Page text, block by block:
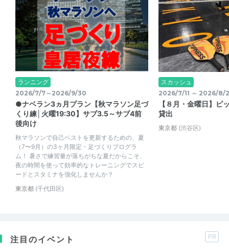
ランニング
2026/7/7～2026/9/30
●ナベラン3ヵ月プラン【秋マラソン足づ
くり練│火曜19:30】サブ3.5～サブ4前
後向け
秋マラソンで自己ベストを更新するための、夏
（7〜9月）の3ヶ月限定・足づくりプログラ
ム！ 暑さで練習量が落ちがちな夏だからこそ、
夜の時間を使って効率的なトレーニングでスピ
ードとスタミナを強化しませんか？
東京都 (千代田区)
スカッシュ
2026/7/11 ～ 2026/8/
【８月・金曜日】ピ
貸出
東京都 (渋谷区)
注目のイベント PR